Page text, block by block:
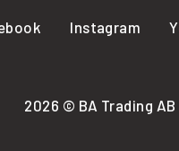
Instagram
2026 © BA Trading AB